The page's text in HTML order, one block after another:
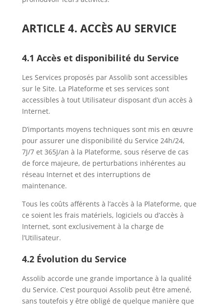
ARTICLE 4. ACCÈS AU SERVICE
4.1 Accès et disponibilité du Service
Les Services proposés par Assolib sont accessibles
sur le Site. La Plateforme et ses services sont
accessibles à tout Utilisateur disposant d’un accès à
Internet.
D’importants moyens techniques sont mis en œuvre
pour assurer une disponibilité du Service 24h/24,
7J/7 et 365J/an à la Plateforme, sous réserve de cas
de force majeure, de perturbations inhérentes au
réseau Internet et des interruptions de
maintenance.
Tous les coûts afférents à l’accès à la Plateforme, que
ce soient les frais matériels, logiciels ou d’accès à
Internet, sont exclusivement à la charge de
l’Utilisateur.
4.2 Évolution du Service
Assolib accorde une grande importance à la qualité
du Service. C’est pourquoi Assolib peut être amené,
sans toutefois y être obligé de quelque manière que